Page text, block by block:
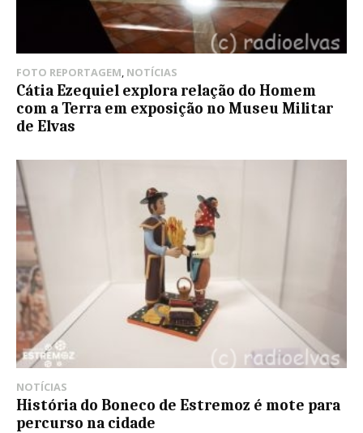
FOTO REPORTAGEM, NOTÍCIAS
Cátia Ezequiel explora relação do Homem
com a Terra em exposição no Museu Militar
de Elvas
NOTÍCIAS
História do Boneco de Estremoz é mote para
percurso na cidade